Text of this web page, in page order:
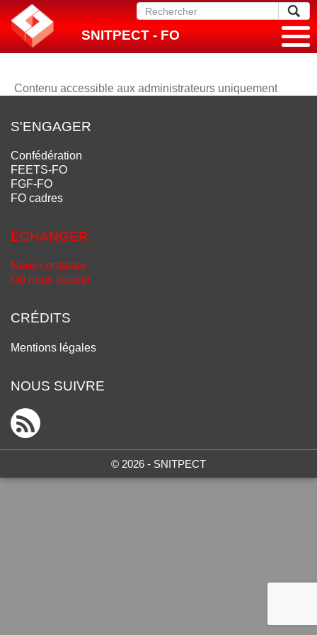
SNITPECT - FO
Contenu accessible aux administrateurs uniquement
S'ENGAGER
Confédération
FEETS-FO
FGF-FO
FO cadres
ÉCHANGER
Nous contacter
Où nous trouver
CRÉDITS
Mentions légales
NOUS SUIVRE
© 2026 - SNITPECT